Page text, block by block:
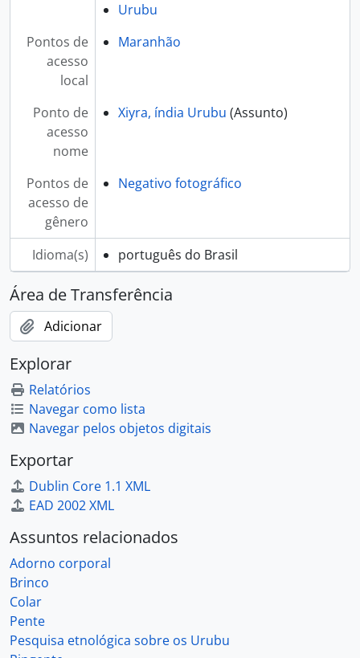
Urubu
Pontos de
acesso
local
Maranhão
Ponto de
acesso
nome
Xiyra, índia Urubu (Assunto)
Pontos de
acesso de
gênero
Negativo fotográfico
Idioma(s) português do Brasil
Área de Transferência
Adicionar
Explorar
Relatórios
Navegar como lista
Navegar pelos objetos digitais
Exportar
Dublin Core 1.1 XML
EAD 2002 XML
Assuntos relacionados
Adorno corporal
Brinco
Colar
Pente
Pesquisa etnológica sobre os Urubu